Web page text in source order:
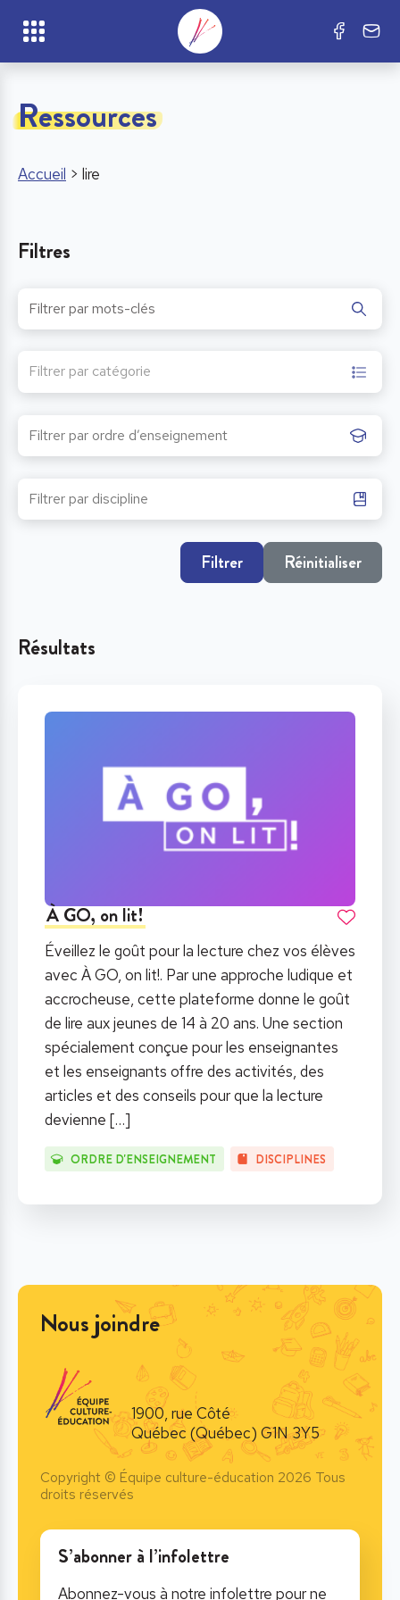
Ressources
Accueil > lire
Filtres
Filtrer par catégorie
Filtrer Réinitialiser
Résultats
À GO, on lit!
Éveillez le goût pour la lecture chez vos élèves
avec À GO, on lit!. Par une approche ludique et
accrocheuse, cette plateforme donne le goût
de lire aux jeunes de 14 à 20 ans. Une section
spécialement conçue pour les enseignantes
et les enseignants offre des activités, des
articles et des conseils pour que la lecture
devienne […]
ORDRE D'ENSEIGNEMENT DISCIPLINES
Nous joindre
1900, rue Côté
Québec (Québec) G1N 3Y5
Copyright © Équipe culture-éducation 2026 Tous
droits réservés
S’abonner à l’infolettre
Abonnez-vous à notre infolettre pour ne